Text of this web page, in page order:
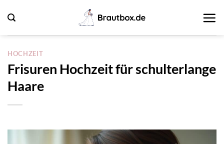
Inhalt
springen
HOCHZEIT
Frisuren Hochzeit für schulterlange
Haare